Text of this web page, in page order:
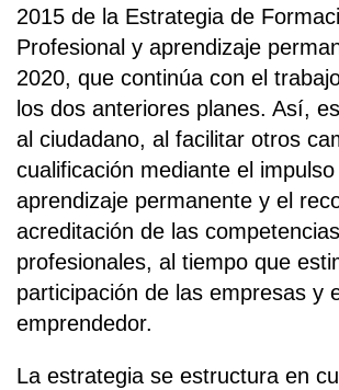
2015 de la Estrategia de
Profesional y aprendizaje
2020, que continúa con el
los dos anteriores planes. Así,
al ciudadano, al facilitar otros
cualificación mediante el impulso
aprendizaje permanente y el
acreditación de las competencias
profesionales, al tiempo que
participación de las empresas y
emprendedor.
La estrategia se estructura en